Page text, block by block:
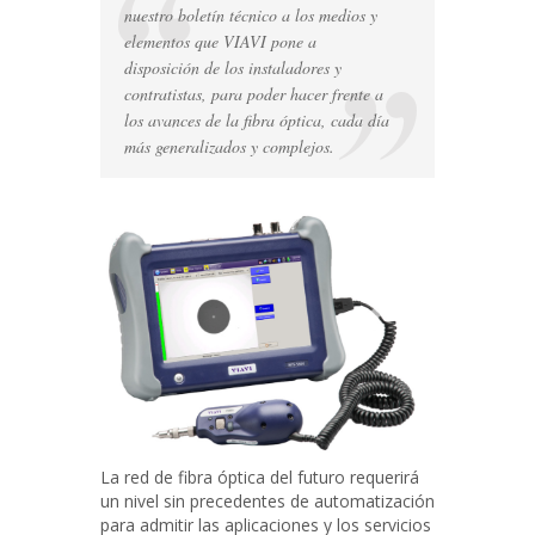
Tier-
en
redes
de
nuestro boletín técnico a los medios y
elementos que VIAVI pone a
disposición de los instaladores y
contratistas, para poder hacer frente a
los avances de la fibra óptica, cada día
más generalizados y complejos.
La red de fibra óptica del futuro requerirá
un nivel sin precedentes de automatización
para admitir las aplicaciones y los servicios